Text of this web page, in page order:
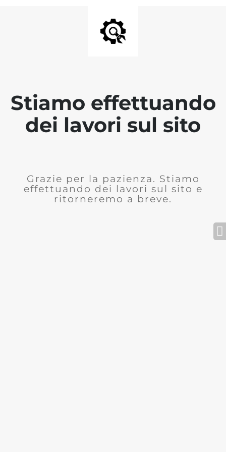
Stiamo effettuando
dei lavori sul sito
Grazie per la pazienza. Stiamo
effettuando dei lavori sul sito e
ritorneremo a breve.